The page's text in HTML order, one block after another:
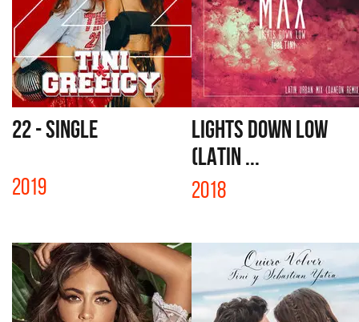
22 - SINGLE
2019
LIGHTS DOWN LOW
(LATIN ...
2018